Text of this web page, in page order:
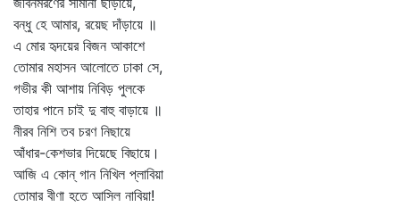
বন্ধু হে আমার, রয়েছ দাঁড়ায়ে ॥
এ মোর হৃদয়ের বিজন আকাশে
তোমার মহাসন আলোতে ঢাকা সে,
গভীর কী আশায় নিবিড় পুলকে
তাহার পানে চাই দু বাহু বাড়ায়ে ॥
নীরব নিশি তব চরণ নিছায়ে
আঁধার-কেশভার দিয়েছে বিছায়ে।
আজি এ কোন্‌ গান নিখিল প্লাবিয়া
তোমার বীণা হতে আসিল নাবিয়া!